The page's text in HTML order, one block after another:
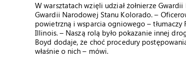
W warsztatach wzięli udział żołnierze
Gwardii Narodowej Stanu Kolorado. –
powietrzną i wsparcia ogniowego –
Illinois. – Naszą rolą było pokazanie innej
Boyd dodaje, że choć procedury
właśnie o nich – mówi.